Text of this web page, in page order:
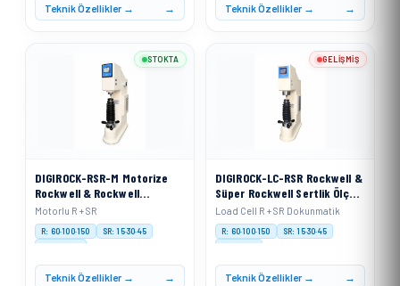
Teknik Özellikler → Teknik Özellikler →
DIGIROCK-RSR-M Motorize
Rockwell & Rockwell
Superficial Sertlik Ölçme
Cihazı
Motorlu R + SR
R: 60·100·150
SR: 15·30·45
Motorised
Teknik Özellikler →
STOKTA
DIGIROCK-LC-RSR Rockwell &
Süper Rockwell Sertlik Ölçme
Cihazı Load Cell Sistemli
Load Cell R + SR Dokunmatik
R: 60·100·150
SR: 15·30·45
Load Cell
Teknik Özellikler →
GELIŞMIŞ